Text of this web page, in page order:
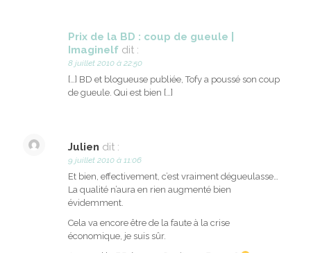
Prix de la BD : coup de gueule |
Imaginelf dit :
8 juillet 2010 à 22:50
[…] BD et blogueuse publiée, Tofy a poussé son coup
de gueule. Qui est bien […]
Julien dit :
9 juillet 2010 à 11:06
Et bien, effectivement, c’est vraiment dégueulasse…
La qualité n’aura en rien augmenté bien
évidemment.
Cela va encore être de la faute à la crise
économique, je suis sûr.